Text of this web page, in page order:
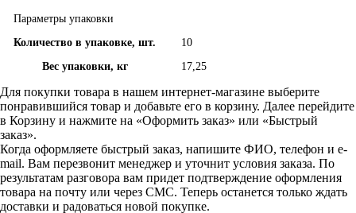
Параметры упаковки
Количество в упаковке, шт.
10
Вес упаковки, кг
17,25
Для покупки товара в нашем интернет-магазине выберите
понравившийся товар и добавьте его в корзину. Далее перейдите
в Корзину и нажмите на «Оформить заказ» или «Быстрый
заказ».
Когда оформляете быстрый заказ, напишите ФИО, телефон и e-
mail. Вам перезвонит менеджер и уточнит условия заказа. По
результатам разговора вам придет подтверждение оформления
товара на почту или через СМС. Теперь останется только ждать
доставки и радоваться новой покупке.